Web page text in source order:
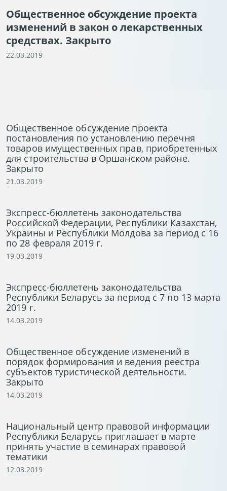
Общественное обсуждение проекта
изменений в закон о лекарственных
средствах. Закрыто
22.03.2019
Общественное обсуждение проекта
постановления по установлению перечня
товаров имущественных прав, приобретенных
для строительства в Оршанском районе.
Закрыто
21.03.2019
Экспресс-бюллетень законодательства
Российской Федерации, Республики Казахстан,
Украины и Республики Молдова за период с 16
по 28 февраля 2019 г.
19.03.2019
Экспресс-бюллетень законодательства
Республики Беларусь за период с 7 по 13 марта
2019 г.
14.03.2019
Общественное обсуждение изменений в
порядок формирования и ведения реестра
субъектов туристической деятельности.
Закрыто
14.03.2019
Национальный центр правовой информации
Республики Беларусь приглашает в марте
принять участие в семинарах правовой
тематики
12.03.2019